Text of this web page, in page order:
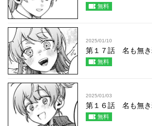
無料
2025/01/10
第１７話 名も無
無料
2025/01/03
第１６話 名も無
無料